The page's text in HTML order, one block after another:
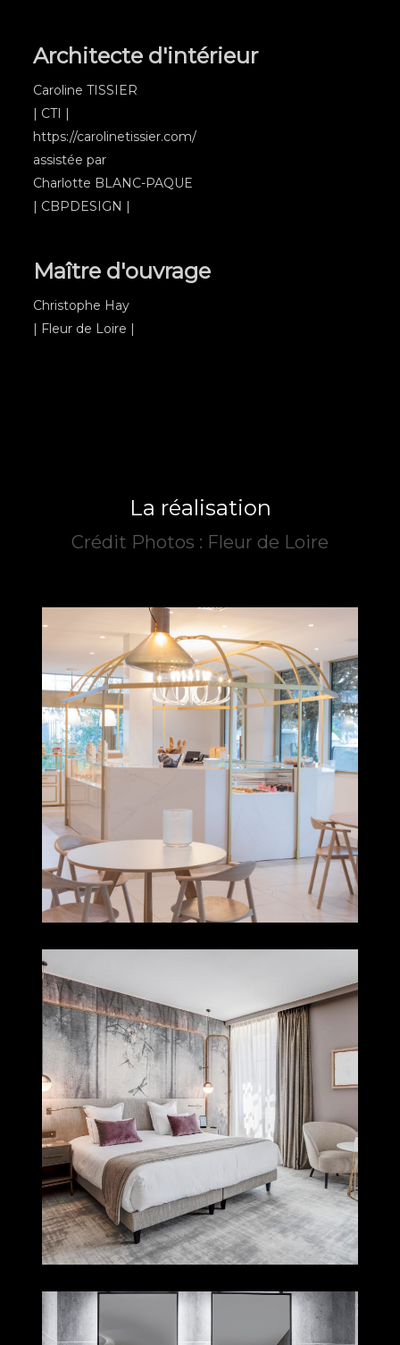
Architecte d'intérieur
Caroline TISSIER
| CTI |
https://carolinetissier.com/
assistée par
Charlotte BLANC-PAQUE
| CBPDESIGN |
Maître d'ouvrage
Christophe Hay
| Fleur de Loire |
La réalisation
Crédit Photos : Fleur de Loire